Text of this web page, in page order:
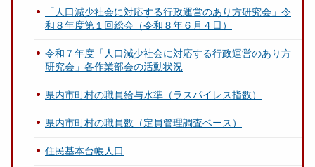
「人口減少社会に対応する行政運営のあり方研究会」令
和８年度第１回総会（令和８年６月４日）
令和７年度「人口減少社会に対応する行政運営のあり方
研究会」各作業部会の活動状況
県内市町村の職員給与水準（ラスパイレス指数）
県内市町村の職員数（定員管理調査ベース）
住民基本台帳人口